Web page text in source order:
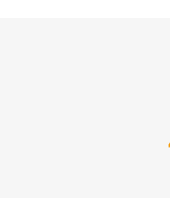
区 上倉田町 T様邸外部改修